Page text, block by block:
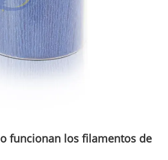
funcionan los filamentos de